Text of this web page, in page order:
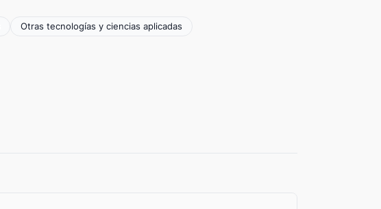
Otras tecnologías y ciencias aplicadas